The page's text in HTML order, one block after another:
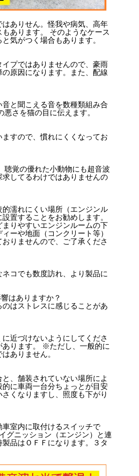
ありせん。怪我や病気、高年
あります。 そのようなケース
気がつく場合もあります。
プではありませんので、豪雨
原因になります。また、配線
と聞こえる音を数種類組み合
さを猫の目に伝えます。
すので、慣れにくくなってお
聴覚の優れた小動物にも超音波
してるわけではありませんの
濡れにくい場所（エンジンル
置することをお勧めします。
りやすいエンジンルームの下
ーや地面（コンクリート等）
りませんので、ご了承くださ
コでも数度訪れ、より製品に
はありますか？
はストレスに感じることがあ
近づけないようにしてくださ
あります。 ※ただし、一般的に
ありません。
、舗装されていない場所によ
に車両一台分ちょっとが目安
くなりますし、照度も下がり
室内に取付けるスイッチで
グニッション（エンジン）と連
品はＯＦＦになります。３タ